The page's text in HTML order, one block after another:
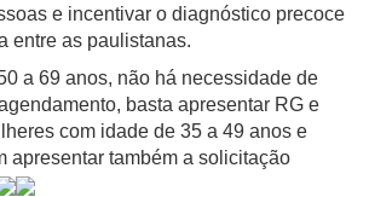
e incentivar o diagnóstico precoce
entre as paulistanas.
a 69 anos, não há necessidade de
basta apresentar RG e
com idade de 35 a 49 anos e
apresentar também a solicitação